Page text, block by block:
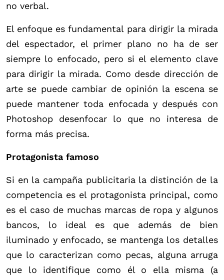
no verbal.
El enfoque es fundamental para dirigir la mirada
del espectador, el primer plano no ha de ser
siempre lo enfocado, pero si el elemento clave
para dirigir la mirada. Como desde dirección de
arte se puede cambiar de opinión la escena se
puede mantener toda enfocada y después con
Photoshop desenfocar lo que no interesa de
forma más precisa.
Protagonista famoso
Si en la campaña publicitaria la distinción de la
competencia es el protagonista principal, como
es el caso de muchas marcas de ropa y algunos
bancos, lo ideal es que además de bien
iluminado y enfocado, se mantenga los detalles
que lo caracterizan como pecas, alguna arruga
que lo identifique como él o ella misma (a